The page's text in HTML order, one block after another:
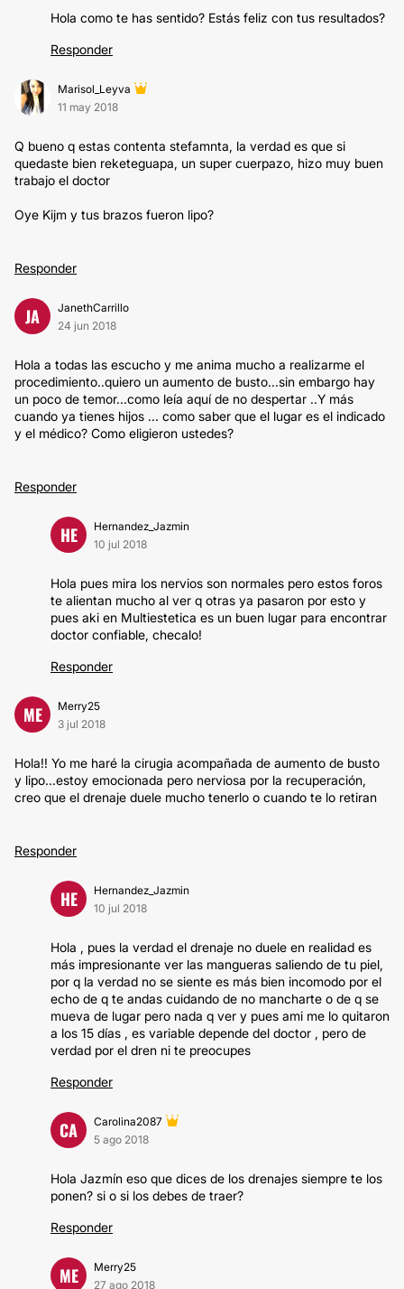
Hola como te has sentido? Estás feliz con tus resultados?
Responder
Marisol_Leyva
11 may 2018
Q bueno q estas contenta stefamnta, la verdad es que si
quedaste bien reketeguapa, un super cuerpazo, hizo muy buen
trabajo el doctor
Oye Kijm y tus brazos fueron lipo?
Responder
JA
JanethCarrillo
24 jun 2018
Hola a todas las escucho y me anima mucho a realizarme el
procedimiento..quiero un aumento de busto...sin embargo hay
un poco de temor...como leía aquí de no despertar ..Y más
cuando ya tienes hijos ... como saber que el lugar es el indicado
y el médico? Como eligieron ustedes?
Responder
HE
Hernandez_Jazmin
10 jul 2018
Hola pues mira los nervios son normales pero estos foros
te alientan mucho al ver q otras ya pasaron por esto y
pues aki en Multiestetica es un buen lugar para encontrar
doctor confiable, checalo!
Responder
ME
Merry25
3 jul 2018
Hola!! Yo me haré la cirugia acompañada de aumento de busto
y lipo...estoy emocionada pero nerviosa por la recuperación,
creo que el drenaje duele mucho tenerlo o cuando te lo retiran
Responder
HE
Hernandez_Jazmin
10 jul 2018
Hola , pues la verdad el drenaje no duele en realidad es
más impresionante ver las mangueras saliendo de tu piel,
por q la verdad no se siente es más bien incomodo por el
echo de q te andas cuidando de no mancharte o de q se
mueva de lugar pero nada q ver y pues ami me lo quitaron
a los 15 días , es variable depende del doctor , pero de
verdad por el dren ni te preocupes
Responder
CA
Carolina2087
5 ago 2018
Hola Jazmín eso que dices de los drenajes siempre te los
ponen? si o si los debes de traer?
Responder
ME
Merry25
27 ago 2018